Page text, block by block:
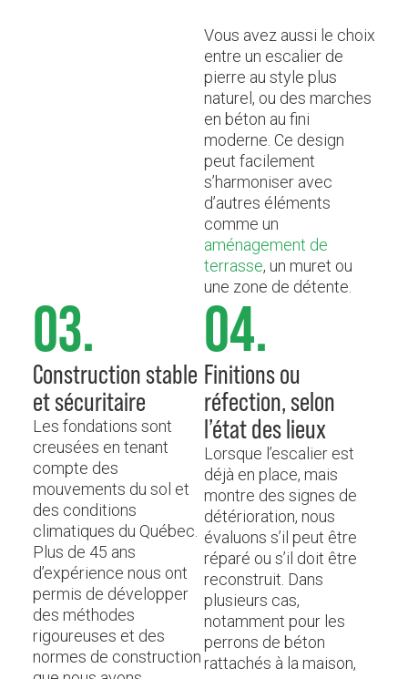
Vous avez aussi le choix
entre un escalier de
pierre au style plus
naturel, ou des marches
en béton au fini
moderne. Ce design
peut facilement
s’harmoniser avec
d’autres éléments
comme un
aménagement de
terrasse, un muret ou
une zone de détente.
03.
Construction stable
et sécuritaire
Les fondations sont
creusées en tenant
compte des
mouvements du sol et
des conditions
climatiques du Québec.
Plus de 45 ans
d’expérience nous ont
permis de développer
des méthodes
rigoureuses et des
normes de construction
04.
Finitions ou
réfection, selon
l’état des lieux
Lorsque l’escalier est
déjà en place, mais
montre des signes de
détérioration, nous
évaluons s’il peut être
réparé ou s’il doit être
reconstruit. Dans
plusieurs cas,
notamment pour les
perrons de béton
rattachés à la maison,